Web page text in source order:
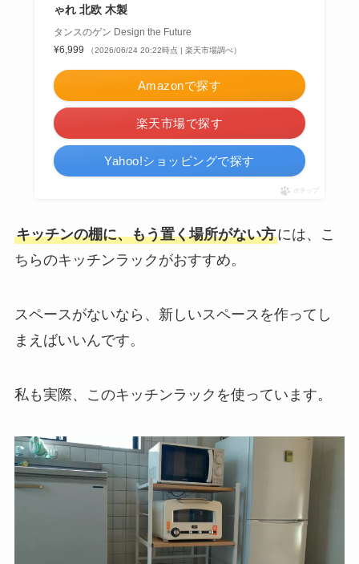
ゃれ 北欧 木製
タンスのゲン Design the Future
¥6,999
（2026/06/24 20:22時点 | 楽天市場調べ）
Amazonで探す
楽天市場で探す
Yahoo!ショッピングで探す
ポチップ
キッチンの棚に、もう置く場所がない方には、こ
ちらのキッチンラックがおすすめ。
スペースがないなら、新しいスペースを作ってし
まえばいいんです。
私も実際、このキッチンラックを使っています。